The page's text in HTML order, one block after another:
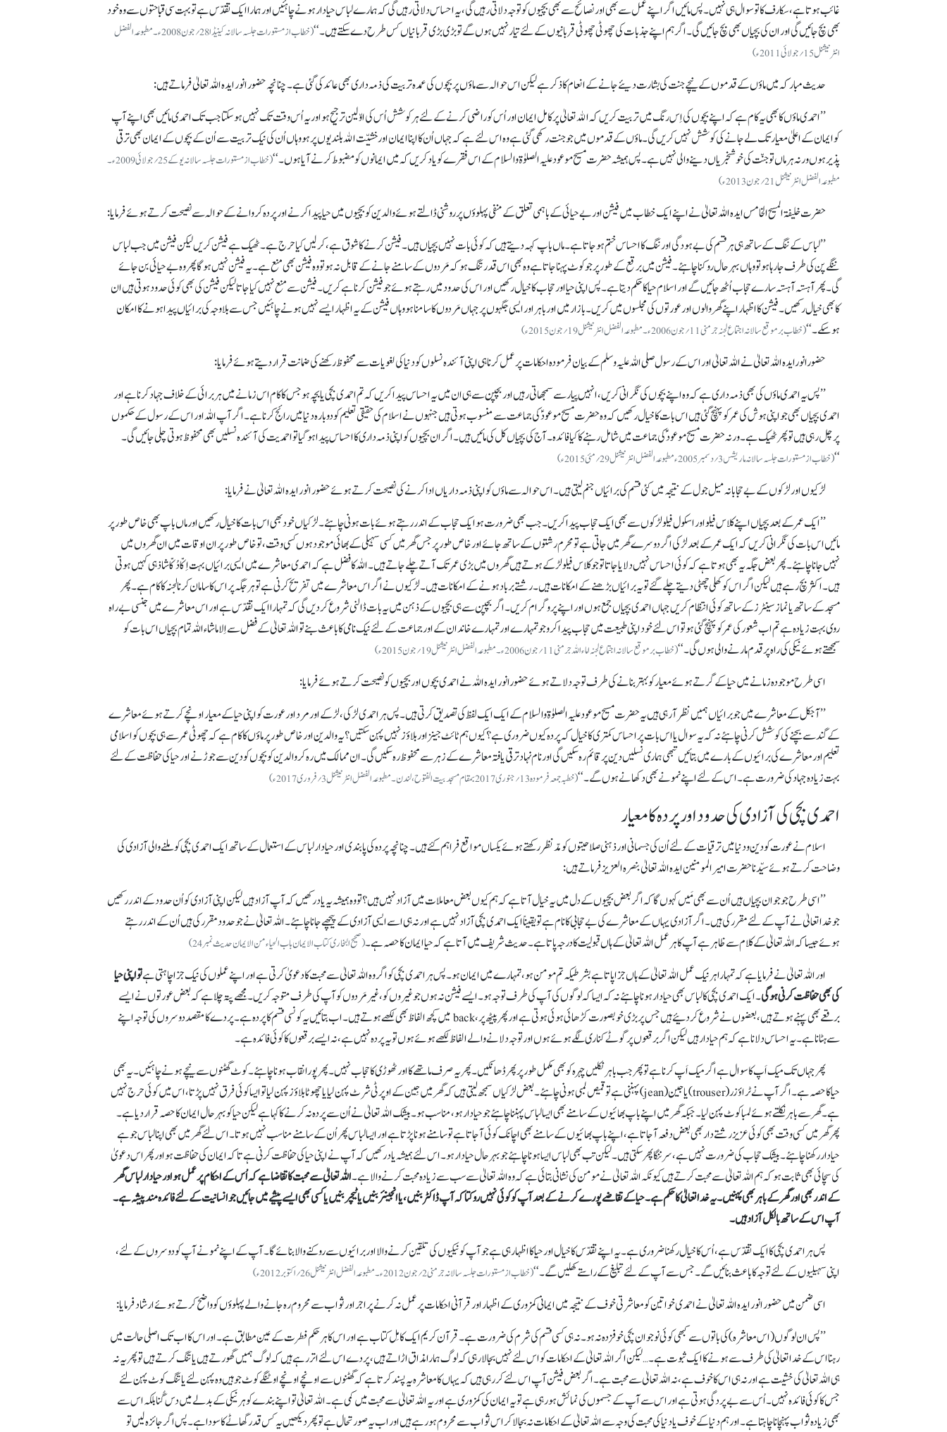
غائب ہوتا ہے، سکارف کا تو سوال ہی نہیں۔ پس مائیں اگر اپنے عمل سے بھی اور نصائح سے بھی بچیوں کو توجہ دلاتی رہیں گی، یہ احساس دلاتی رہیں گی کہ ہمارے لباس حیا دار ہونے چاہئیں اور ہمارا ایک تقدّس ہے تو بہت سی قباحتوں سے وہ خود
بھی بچ جائیں گی اور ان کی بچیاں بھی بچ جائیں گی۔ اگر ہم اپنے جذبات کی چھوٹی چھوٹی قربانیوں کے لئے تیار نہیں ہوں گے تو بڑی بڑی قربانیاں کس طرح دے سکتے ہیں۔ ‘‘
(خطاب از مستورات جلسہ سالانہ کینیڈا 28؍جون2008ء۔ مطبوعہ الفضل
انٹرنیشنل 15 ؍جولائی 2011ء)
حدیث مبارکہ میں ماؤں کے قدموں کے نیچے جنت کی بشارت دیئے جانے کے انعام کا ذکر ہے لیکن اس حوالہ سے ماؤں پر بچوں کی عمدہ تربیت کی ذمہ داری بھی عائد کی گئی ہے۔ چنانچہ حضور انور ایدہ اللہ تعالیٰ فرماتے ہیں :
’’ احمدی ماؤں کا بھی یہ کام ہے کہ اپنے بچوں کی اِس رنگ میں تربیت کریں کہ اﷲ تعالیٰ پر کامل ایمان اور اُس کو راضی کرنے کے لئے ہر کوشش اُس کی اوّلین ترجیح ہو اور یہ اُ س وقت تک نہیں ہو سکتا جب تک احمدی مائیں بھی اپنے آپ
کو ایمان کے اعلیٰ معیار تک لے جانے کی کوشش نہیں کریں گی۔ ماؤں کے قدموں میں جو جنت رکھی گئی ہے وہ اس لئے ہے کہ جہاں اُن کا اپنا ایمان اور خشیّت اﷲ بلندیوں پر ہو وہاں اُن کی نیک تربیت سے اُن کے بچوں کے ایمان بھی ترقی
پذیر ہوں ورنہ ہر ماں تو جنّت کی خوشخبریاں دینے والی نہیں ہے۔ پس ہمیشہ حضرت مسیح موعود علیہ الصلوٰۃ والسلام کے اس فقرے کو یاد کریں کہ میں ایمانوں کو مضبوط کرنے آیا ہوں۔ ‘‘
(خطاب از مستورات جلسہ سالانہ یوکے 25؍جولائی2009ء۔
مطبوعہ الفضل انٹرنیشنل 21؍جون 2013ء)
حضرت خلیفۃالمسیح الخامس ایدہ اللہ تعالیٰ نےاپنے ایک خطاب میں فیشن اور بے حیائی کے باہمی تعلق کے منفی پہلوؤں پرروشنی ڈالتے ہوئے والدین کو بچیوں میں حیا پیدا کرنے اور پردہ کروانے کے حوالہ سے نصیحت کرتے ہوئے فرمایا:
’’ لباس کے ننگ کے ساتھ ہی ہر قسم کی بے ہودگی اور ننگ کا احساس ختم ہوجاتا ہے۔ ماں باپ کہہ دیتے ہیں کہ کوئی بات نہیں بچیاں ہیں۔ فیشن کرنے کا شوق ہے، کرلیں کیا حرج ہے۔ ٹھیک ہے فیشن کریں لیکن فیشن میں جب لباس
ننگے پن کی طرف جارہا ہو تو وہاں بہرحال روکنا چاہئے۔ فیشن میں برقع کے طور پر جو کوٹ پہنا جاتا ہے وہ بھی اس قدر تنگ ہو کہ مَردوں کے سامنے جانے کے قابل نہ ہو تو وہ فیشن بھی منع ہے۔ یہ فیشن نہیں ہوگا پھر وہ بے حیائی بن جائے
گی۔ پھر آہستہ آہستہ سارے حجاب اُٹھ جائیں گے اور اسلام حیا کا حکم دیتا ہے۔ پس اپنی حیا اور حجاب کا خیال رکھیں اور اس کی حدود میں رہتے ہوئے جو فیشن کرنا ہے کریں۔ فیشن سے منع نہیں کیا جاتا لیکن فیشن کی بھی کوئی حدود ہوتی ہیں ان
کا بھی خیال رکھیں۔ فیشن کا اظہار اپنے گھروالوں اور عورتوں کی مجلسوں میں کریں۔ بازار میں اور باہر اور ایسی جگہوں پر جہاں مَردوں کا سامنا ہو وہاں فیشن کے یہ اظہار ایسے نہیں ہونے چاہئیں جس سے بلا وجہ کی برائیاں پیدا ہونے کا امکان
ہوسکے۔ ‘‘(خطاب برموقع سالانہ اجتماع لجنہ جرمنی 11؍جون2006ء۔ مطبوعہ الفضل انٹرنیشنل 19؍جون 2015ء)
حضورانورایدہ اللہ تعالیٰ نے اللہ تعالیٰ اور اس کے رسول صلی اللہ علیہ وسلم کے بیان فرمودہ احکامات پر عمل کرنا ہی اپنی آئندہ نسلوں کو دنیا کی لغویات سے محفوظ رکھنے کی ضمانت قرار دیتے ہوئے فرمایا:
’’پس یہ احمدی ماؤں کی بھی ذمہ داری ہے کہ وہ اپنے بچوں کی نگرانی کریں، انہیں پیار سے سمجھاتی رہیں اور بچپن سے ہی ان میں یہ احساس پیدا کریں کہ تم احمدی بچی یا بچہ ہو جس کا کام اس زمانے میں ہر برائی کے خلاف جہاد کرنا ہے اور
احمدی بچیاں بھی جو اپنی ہوش کی عمر کو پہنچ گئی ہیں اس بات کا خیال رکھیں کہ وہ حضرت مسیح موعودؑ کی جماعت سے منسوب ہوتی ہیں جنہوں نے اسلام کی حقیقی تعلیم کو دوبارہ دنیا میں رائج کرنا ہے۔ اگر آپ اللہ اور اس کے رسول کے حکموں
پر چل رہی ہیں تو پھر ٹھیک ہے۔ ورنہ حضرت مسیح موعود ؑ کی جماعت میں شامل رہنے کا کیا فائدہ۔ آج کی بچیاں کل کی مائیں ہیں۔ اگر ان بچیوں کو اپنی ذمہ داری کا احساس پیدا ہوگیا تو احمدیت کی آئندہ نسلیں بھی محفوظ ہوتی چلی جائیں گی۔
‘‘(خطاب از مستورات جلسہ سالانہ ماریشس3؍دسمبر2005ء مطبوعہ الفضل انٹرنیشنل 29 ؍مئی 2015ء)
لڑکیوں اور لڑکوں کے بے حجابانہ میل جول کے نتیجہ میں کئی قسم کی برائیاں جنم لیتی ہیں۔ اس حوالہ سے ماؤں کو اپنی ذمہ داریاں ادا کرنے کی نصیحت کرتے ہوئے حضور انور ایدہ اللہ تعالیٰ نے فرمایا:
’’ایک عمر کے بعد بچیاں اپنے کلاس فیلو اور اسکول فیلو لڑکوں سے بھی ایک حجاب پیدا کریں۔ جب بھی ضرورت ہو ایک حجاب کے اندر رہتے ہوئے بات ہونی چاہئے۔ لڑکیاں خود بھی اس بات کا خیال رکھیں اور ماں باپ بھی خاص طور پر
مائیں اس بات کی نگرانی کریں کہ ایک عمر کے بعد لڑکی اگر دوسرے گھر میں جاتی ہے تو محرم رشتوں کے ساتھ جائے اور خاص طور پر جس گھر میں کسی سہیلی کے بھائی موجود ہوں کسی وقت، تو خاص طور پر ان اوقات میں ان گھروں میں
نہیں جانا چاہئے۔ پھر بعض جگہ یہ بھی ہوتا ہے کہ کوئی احساس نہیں دلایا جاتا تو جو کلاس فیلو لڑکے ہوتے ہیں گھروں میں بڑی عمر تک آتے چلے جاتے ہیں۔ اللہ کا فضل ہے کہ احمدی معاشرے میں ایسی برائیاں بہت اِکّا دُکّاشاذ ہی کہیں ہوتی
ہیں۔ اکثر بچ رہے ہیں لیکن اگر اس کو کھلی چھٹی دیتے چلے گئے تویہ برائیاں بڑھنے کے امکانات ہیں۔ رشتے برباد ہونے کے امکانات ہیں۔ لڑکیوں نے اگر اس معاشرے میں تفریح کرنی ہے تو ہر جگہ پر اس کا سامان کرنا لجنہ کا کام ہے۔ پھر
مسجد کے ساتھ یا نماز سینٹرز کے ساتھ کوئی انتظام کریں جہاں احمدی بچیاں جمع ہوں اور اپنے پروگرام کریں۔ اگر بچپن سے ہی بچیوں کے ذہن میں یہ بات ڈالنی شروع کردیں گی کہ تمہارا ایک تقدّس ہے اور اس معاشرے میں جنسی بے راہ
روی بہت زیادہ ہے تم اب شعور کی عمر کو پہنچ گئی ہو تو اس لئے خود اپنی طبیعت میں حجاب پیدا کرو جو تمہارے اور تمہارے خاندان کے اور جماعت کے لئے نیک نامی کا باعث بنے تو اللہ تعالیٰ کے فضل سے اِلا ماشاء اللہ تمام بچیاں اس بات کو
سمجھتےہوئے نیکی کی راہ پر قدم مارنے والی ہوں گی۔ ‘‘(خطاب برموقع سالانہ اجتماع لجنہ اماء اللہ جرمنی 11؍جون 2006ء۔ مطبوعہ الفضل انٹرنیشنل 19؍جون 2015ء)
اسی طرح موجودہ زمانے میں حیا کے گرتے ہوئے معیار کو بہتر بنانے کی طرف توجہ دلاتے ہوئے حضورانور ایدہ اللہ نے احمدی بچوں اور بچیوں کو نصیحت کرتے ہوئے فرمایا:
’’آجکل کے معاشرے میں جو برائیاں ہمیں نظر آ رہی ہیں یہ حضرت مسیح موعود علیہ الصلوٰۃ والسلام کے ایک ایک لفظ کی تصدیق کرتی ہیں۔ پس ہر احمدی لڑکی، لڑکے اور مرد اور عورت کو اپنی حیا کے معیار اونچے کرتے ہوئے معاشرے
کے گند سے بچنے کی کوشش کرنی چاہئے نہ کہ یہ سوال یا اس بات پر احساس کمتری کا خیال کہ پردہ کیوں ضروری ہے؟ کیوں ہم ٹائٹ جینز اور بلاؤز نہیں پہن سکتیں ؟ یہ والدین اور خاص طور پر ماؤں کا کام ہے کہ چھوٹی عمر سے ہی بچوں کو اسلامی
تعلیم اور معاشرے کی برائیوں کے بارے میں بتائیں تبھی ہماری نسلیں دین پر قائم رہ سکیں گی اور نام نہاد ترقی یافتہ معاشرے کے زہر سے محفوظ رہ سکیں گی۔ ان ممالک میں رہ کر والدین کو بچوں کو دین سے جوڑنے اور حیا کی حفاظت کے لئے
بہت زیادہ جہاد کی ضرورت ہے۔ اس کے لئے اپنے نمونے بھی دکھانے ہوں گے۔ ‘‘(خطبہ جمعہ فرمودہ 13 ؍جنوری2017 بمقام مسجد بیت الفتوح، لندن۔ مطبوعہ الفضل انٹرنیشنل 3 ؍فروری 2017ء)
احمدی بچی کی آزادی کی حدود اور پردہ کا معیار
اسلام نے عورت کو دین و دنیا میں ترقیات کے لئے اُن کی جسمانی اور ذہنی صلاحیتوں کو مدّنظر رکھتے ہوئے یکساں مواقع فراہم کئے ہیں۔ چنانچہ پردہ کی پابندی اور حیادار لباس کے استعمال کے ساتھ ایک احمدی بچی کو ملنے والی آزادی کی
وضاحت کرتے ہوئے سیّدناحضرت امیرالمومنین ایدہ اللہ تعالیٰ بنصرہ العزیز فرماتے ہیں :
’’ اسی طرح جو جوان بچیاں ہیں اُن سے بھی مَیں کہوں گا کہ اگر بعض بچیوں کے دل میں یہ خیال آتاہے کہ ہم کیوں بعض معاملات میں آزاد نہیں ہیں ؟ تو وہ ہمیشہ یہ یاد رکھیں کہ آپ آزاد ہیں لیکن اپنی آزادی کو اُن حدود کے اندر رکھیں
جو خدا تعالیٰ نے آپ کے لئے مقرر کی ہیں۔ اگر آزادی یہاں کے معاشرے کی بے حجابی کا نام ہے تو یقیناً ایک احمدی بچی آزاد نہیں ہے اور نہ ہی اسے ایسی آزادی کے پیچھے جانا چاہئے۔ اللہ تعالیٰ نے جو حدود مقرر کی ہیں اُن کے اندر رہتے
ہوئے جیسا کہ اللہ تعالیٰ کے کلام سے ظاہر ہے آپ کا ہر عمل اللہ تعالیٰ کے ہاں قبولیت کا درجہ پاتا ہے۔ حدیث شریف میں آتا ہے کہ حیا ایمان کا حصہ ہے۔(صحیح البخاری کتاب الایمان باب الحیاء من الایمان حدیث نمبر24)
اور اللہ تعالیٰ نے فرمایا ہے کہ تمہارا ہر نیک عمل اللہ تعالیٰ کے ہاں جزا پاتا ہے بشرطیکہ تم مومن ہو، تمہارے میں ایمان ہو۔ پس ہر احمدی بچی کو اگر وہ اللہ تعالیٰ سے محبت کا دعویٰ کرتی ہے اور اپنے عملوں کی نیک جزا چاہتی ہےتو اپنی حیا
کی بھی حفاظت کرنی ہوگی۔ ایک احمدی بچی کا لباس بھی حیا دار ہونا چاہئے نہ کہ ایسا کہ لوگوں کی آپ کی طرف توجہ ہو۔ ایسے فیشن نہ ہوں جو غیروں کو، غیر مَردوں کو آپ کی طرف متوجہ کریں۔ مجھے پتہ چلا ہے کہ بعض عورتوں نے ایسے
برقعے بھی پہنے ہوتے ہیں، بعضوں نے شروع کر دئیے ہیں جس پر بڑی خوبصورت کڑھائی ہوئی ہوتی ہے اور پھر پیٹھ پر، back میں کچھ الفاظ بھی لکھے ہوتے ہیں۔ اب بتائیں یہ کونسی قسم کا پردہ ہے۔ پردے کا مقصد دوسروں کی توجہ اپنے
سے ہٹانا ہے۔ یہ احساس دلانا ہے کہ ہم حیا دار ہیں لیکن اگر برقعوں پر گوٹے کناری لگے ہوئے ہوں اور توجہ دلانے والے الفاظ لکھے ہوئے ہوں تو یہ پردہ نہیں ہے، نہ ایسے برقعوں کا کوئی فائدہ ہے۔
پھر جہاں تک میک اَپ کا سوال ہے اگر میک اَپ کرنا ہے تو پھر جب باہر نکلیں چہرہ کو بھی مکمل طور پر پھر ڈھانکیں۔ پھر یہ صرف ماتھے کا اور ٹھوڑی کا حجاب نہیں۔ پھر پورا نقاب ہونا چاہئے۔ کوٹ گھٹنوں سے نیچے ہونے چاہئیں۔ یہ بھی
حیا کا حصہ ہے۔ اگر آپ نے ٹراؤزر(trouser) یا جین(jean) پہننی ہے تو قمیص لمبی ہونی چاہئے۔ بعض لڑکیاں سمجھ لیتی ہیں کہ گھر میں جِین کے اوپر ٹی شرٹ پہن لیا یا چھوٹا بلاؤز پہن لیا تو ایسا کوئی فرق نہیں پڑتا، اس میں کوئی حرج نہیں
ہے۔ گھر سے باہر نکلتے ہوئے لمبا کوٹ پہن لیا۔ جبکہ گھر میں اپنے باپ بھائیوں کے سامنے بھی ایسا لباس پہننا چاہئے جو حیادار ہو، مناسب ہو۔ بیشک اللہ تعالیٰ نے اُن سے پردہ نہ کرنے کا کہا ہے لیکن حیا کو بہر حال ایمان کا حصہ قرار دیا ہے۔
پھر گھر میں کسی وقت بھی کوئی عزیز رشتے دار بھی بعض دفعہ آ جاتا ہے، اپنے باپ بھائیوں کے سامنے بھی اچانک کوئی آ جاتا ہے تو سامنے ہونا پڑتا ہے اور ایسا لباس پھر اُن کے سامنے مناسب نہیں ہوتا۔ اس لئے گھر میں بھی اپنا لباس جو ہے
حیادار رکھنا چاہئے۔ بیشک حجاب کی ضرورت نہیں ہے، سر ننگا پھر سکتی ہیں۔ لیکن تب بھی لباس ایسا ہوناچاہئے جو بہر حال حیادار ہو۔ اس لئے ہمیشہ یاد رکھیں کہ آپ نے اپنی حیا کی حفاظت کرنی ہے تا کہ ایمان کی حفاظت ہو اور پھر اس دعویٰ
کی سچائی بھی ثابت ہو کہ ہم اللہ تعالیٰ سے محبت کرتے ہیں کیونکہ اللہ تعالیٰ نے مومن کی نشانی بتائی ہے کہ وہ اللہ تعالیٰ سے سب سے زیادہ محبت کرنے والا ہے۔اللہ تعالیٰ سے محبت کا تقاضا ہے کہ اُس کے احکام پر عمل ہو اور حیادار لباس گھر
کے اندر بھی اور گھر کے باہر بھی پہنیں۔ یہ خدا تعالیٰ کا حکم ہے۔ حیا کے تقاضے پورے کرنے کے بعد آپ کو کوئی نہیں روکتا کہ آپ ڈاکٹر بنیں، یا انجینئر بنیں یا ٹیچر بنیں یا کسی بھی ایسے پیشے میں جائیں جو انسانیت کے لئے فائدہ مند پیشہ ہے۔
آپ اس کے ساتھ بالکل آزاد ہیں۔
پس ہر احمدی بچی کا ایک تقدّس ہے، اُس کا خیال رکھنا ضروری ہے۔ یہ اپنے تقدّس کا خیال اور حیا کا اظہار ہی ہے جو آپ کو نیکیوں کی تلقین کرنے والا اور برائیوں سے روکنے والا بنائے گا۔ آپ کے اپنے نمونے آپ کو دوسروں کے لئے،
اپنی سہیلیوں کے لئے توجہ کا باعث بنائیں گے۔ جس سے آپ کے لئے تبلیغ کے راستے کھلیں گے۔ ‘‘(خطاب از مستورات جلسہ سالانہ جرمنی 2؍جون 2012ء۔ مطبوعہ الفضل انٹرنیشنل 26؍اکتوبر 2012ء)
اسی ضمن میں حضور انور ایدہ اللہ تعالیٰ نے احمدی خواتین کومعاشرتی خوف کے نتیجہ میں ایمانی کمزوری کے اظہار اور قرآنی احکامات پر عمل نہ کرنے پر اجر اور ثواب سے محروم رہ جانے والے پہلوؤں کو واضح کرتے ہوئے ارشاد فرمایا :
’’ پس ان لوگوں (اس معاشرہ) کی باتوں سے کبھی کوئی نوجوان بچی خوفزدہ نہ ہو۔ نہ ہی کسی قسم کی شرم کی ضرورت ہے۔ قرآن کریم ایک کامِل کتاب ہے اور اس کا ہر حکم فطرت کے عین مطابق ہے۔ اور اس کا اب تک اصلی حالت میں
رہنا اس کے خدا تعالیٰ کی طرف سے ہونے کا ایک ثبوت ہے۔ … لیکن اگر اللہ تعالیٰ کے احکامات کو اس لئے نہیں بجا لارہی کہ لوگ ہمارا مذاق اڑاتے ہیں، پردے اس لئے اتر رہے ہیں کہ لوگ ہمیں گھورتے ہیں یا تنگ کرتے ہیں تو پھر یہ نہ
ہی اللہ تعالیٰ کی خشیت ہے اور نہ ہی اس کا خوف ہے، نہ اللہ تعالیٰ سے محبت ہے۔ اگر بعض فیشن آپ اس لئے کر رہی ہیں کہ یہاں کا معاشرہ یہ پسند کرتا ہے کہ گھٹنوں سے اونچے اونچے اوٹنگے کوٹ جو ہیں وہ پہن لئے یا تنگ کوٹ پہن لئے
جس کا کوئی فائدہ نہیں۔ اُس سے بے پردگی ہوتی ہے اور اس سے آپ کے جسموں کی نمائش ہو رہی ہے تو یہ ایمان کی کمزوری ہے اور یہ اللہ تعالیٰ سے محبت میں کمی ہے۔ اللہ تعالیٰ تو اپنے بندے کو ہر نیکی کے بدلے میں دس گُنا بلکہ اس سے
بھی زیادہ ثواب پہنچانا چاہتا ہے۔ اور ہم دنیا کے خوف یا دنیا کی محبت کی وجہ سے اللہ تعالیٰ کے احکامات نہ بجا لا کر اس ثواب سے محروم ہو رہے ہیں اور اب یہ صورتحال ہے تو پھر دیکھیں یہ کس قدر گھاٹے کا سودا ہے۔ پس اگر جائزہ لیں تو